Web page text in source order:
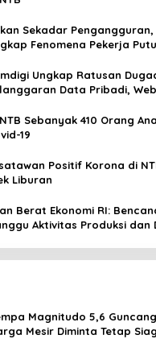
Sekadar Pengangguran,
Fenomena Pekerja
Ungkap Ratusan
Data Pribadi,
Sebanyak 410 Orang
19
Positif Korona di
Liburan
Berat Ekonomi RI:
Aktivitas Produksi dan
Magnitudo 5,6
Mesir Diminta Tetap